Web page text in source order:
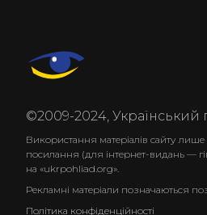
©2009-2024, Український
Використання матеріалів сайту
посилання (для інтернет-видань —
на «ukrpohliad.org».
Рекламні матеріали позначаються
Політика конфіденційності